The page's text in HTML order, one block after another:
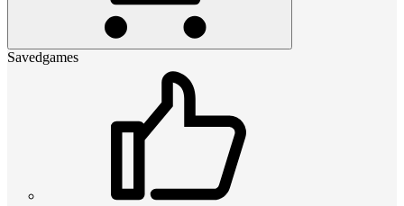
Savedgames